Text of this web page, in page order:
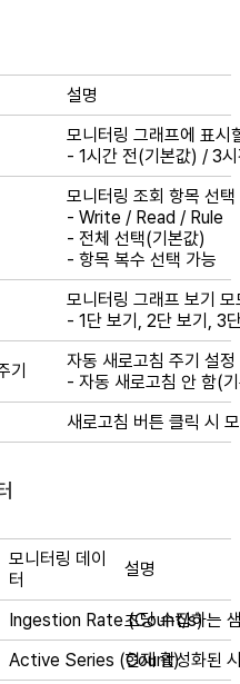
설명
모니터링 그래프에 표시
- 1시간 전(기본값) / 3
모니터링 조회 항목 선택
- Write / Read / Rule
- 전체 선택(기본값)
- 항목 복수 선택 가능
모니터링 그래프 보기 모
- 1단 보기, 2단 보기, 3
기
자동 새로고침 주기 설정
- 자동 새로고침 안 함(
새로고침 버튼 클릭 시
모니터링 데이
터
설명
Ingestion Rate (Count/s)
초당 수집하는
Active Series (Count)
현재 활성화된